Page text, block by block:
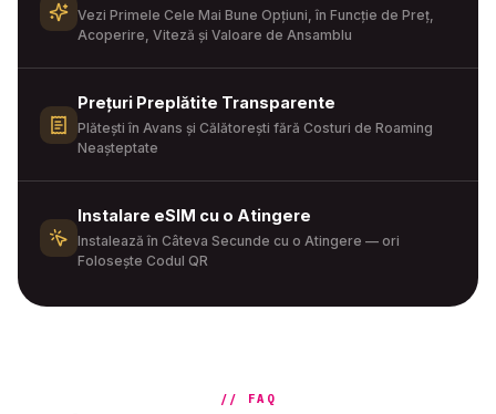
Vezi Primele Cele Mai Bune Opțiuni, în Funcție de Preț,
Acoperire, Viteză și Valoare de Ansamblu
Prețuri Preplătite Transparente
Plătești în Avans și Călătorești fără Costuri de Roaming
Neașteptate
Instalare eSIM cu o Atingere
Instalează în Câteva Secunde cu o Atingere — ori
Folosește Codul QR
// FAQ